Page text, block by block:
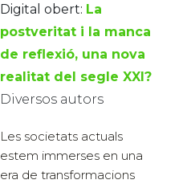
Digital obert: La
postveritat i la manca
de reflexió, una nova
realitat del segle XXI?
Diversos autors
Les societats actuals
estem immerses en una
era de transformacions